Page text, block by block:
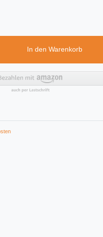
In den Warenkorb